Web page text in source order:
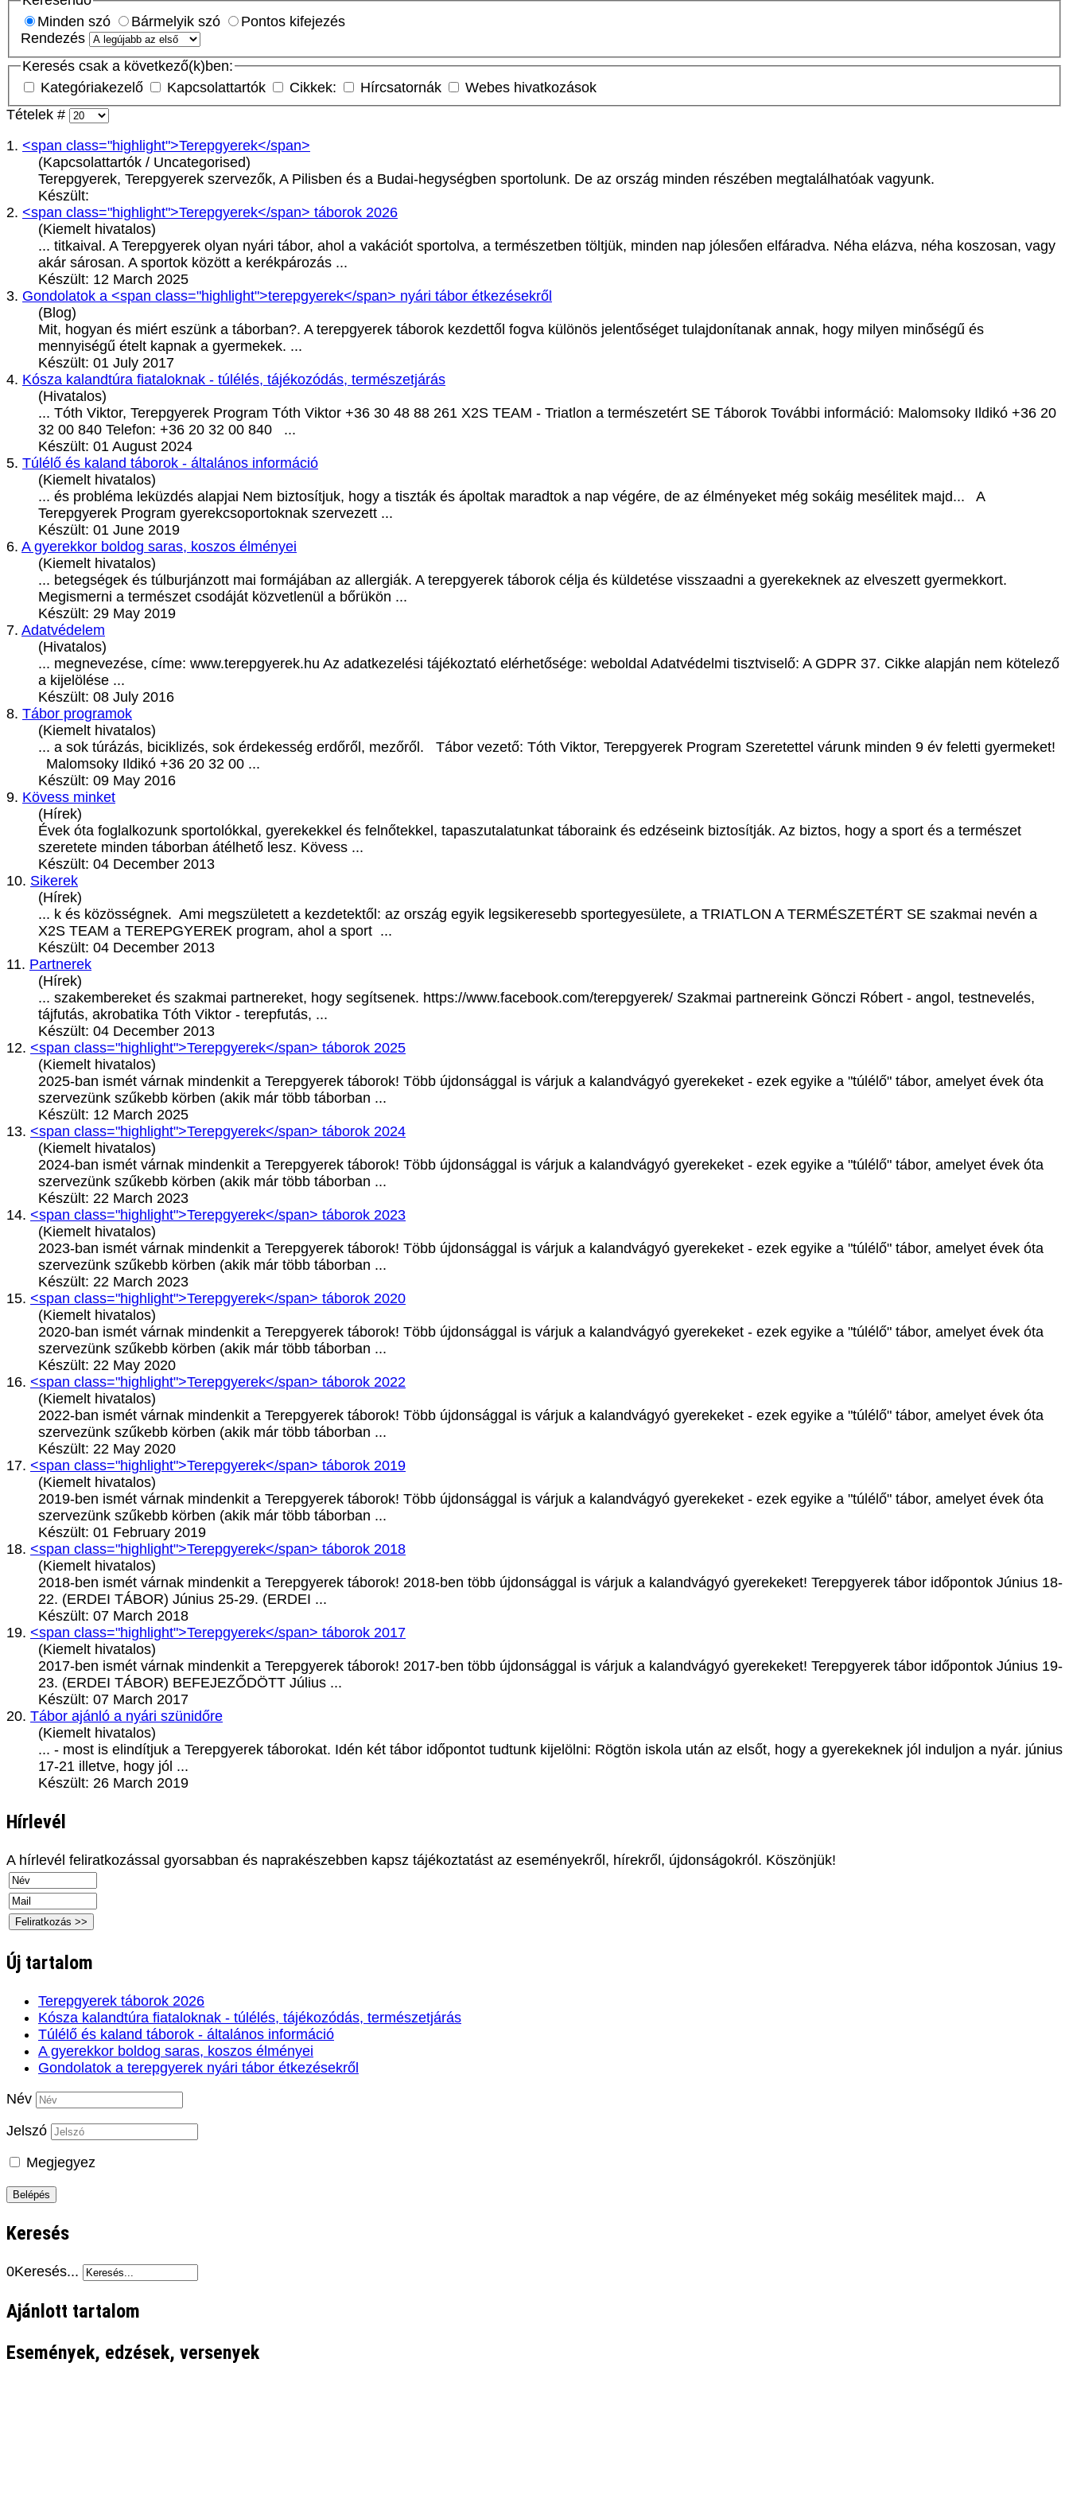
Minden szó
Bármelyik szó
Pontos kifejezés
Rendezés
Keresés csak a következő(k)ben:
Kategóriakezelő
Kapcsolattartók Cikkek: Hírcsatornák
Webes hivatkozások
Tételek #
1. <span class="highlight">Terepgyerek</span>
(Kapcsolattartók / Uncategorised)
Terepgyerek, Terepgyerek szervezők, A Pilisben és a Budai-hegységben sportolunk. De az ország minden részében megtalálhatóak vagyunk.
Készült:
2. <span class="highlight">Terepgyerek</span> táborok 2026
(Kiemelt hivatalos)
... titkaival. A Terepgyerek olyan nyári tábor, ahol a vakációt sportolva, a természetben töltjük, minden nap jólesően elfáradva. Néha elázva, néha koszosan, vagy
akár sárosan. A sportok között a kerékpározás ...
Készült: 12 March 2025
3. Gondolatok a <span class="highlight">terepgyerek</span> nyári tábor étkezésekről
(Blog)
Mit, hogyan és miért eszünk a táborban?. A terepgyerek táborok kezdettől fogva különös jelentőséget tulajdonítanak annak, hogy milyen minőségű és
mennyiségű ételt kapnak a gyermekek. ...
Készült: 01 July 2017
4. Kósza kalandtúra fiataloknak - túlélés, tájékozódás, természetjárás
(Hivatalos)
... Tóth Viktor, Terepgyerek Program Tóth Viktor +36 30 48 88 261 X2S TEAM - Triatlon a természetért SE Táborok További információ: Malomsoky Ildikó +36 20
32 00 840 Telefon: +36 20 32 00 840 ...
Készült: 01 August 2024
5. Túlélő és kaland táborok - általános információ
(Kiemelt hivatalos)
... és probléma leküzdés alapjai Nem biztosítjuk, hogy a tiszták és ápoltak maradtok a nap végére, de az élményeket még sokáig mesélitek majd... A
Terepgyerek Program gyerekcsoportoknak szervezett ...
Készült: 01 June 2019
6. A gyerekkor boldog saras, koszos élményei
(Kiemelt hivatalos)
... betegségek és túlburjánzott mai formájában az allergiák. A terepgyerek táborok célja és küldetése visszaadni a gyerekeknek az elveszett gyermekkort.
Megismerni a természet csodáját közvetlenül a bőrükön ...
Készült: 29 May 2019
7. Adatvédelem
(Hivatalos)
... megnevezése, címe: www.terepgyerek.hu Az adatkezelési tájékoztató elérhetősége: weboldal Adatvédelmi tisztviselő: A GDPR 37. Cikke alapján nem kötelező
a kijelölése ...
Készült: 08 July 2016
8. Tábor programok
(Kiemelt hivatalos)
... a sok túrázás, biciklizés, sok érdekesség erdőről, mezőről. Tábor vezető: Tóth Viktor, Terepgyerek Program Szeretettel várunk minden 9 év feletti gyermeket!
Malomsoky Ildikó +36 20 32 00 ...
Készült: 09 May 2016
9. Kövess minket
(Hírek)
Évek óta foglalkozunk sportolókkal, gyerekekkel és felnőtekkel, tapaszutalatunkat táboraink és edzéseink biztosítják. Az biztos, hogy a sport és a természet
szeretete minden táborban átélhető lesz. Kövess ...
Készült: 04 December 2013
10. Sikerek
(Hírek)
... k és közösségnek. Ami megszületett a kezdetektől: az ország egyik legsikeresebb sportegyesülete, a TRIATLON A TERMÉSZETÉRT SE szakmai nevén a
X2S TEAM a TEREPGYEREK program, ahol a sport ...
Készült: 04 December 2013
11. Partnerek
(Hírek)
... szakembereket és szakmai partnereket, hogy segítsenek. https://www.facebook.com/terepgyerek/ Szakmai partnereink Gönczi Róbert - angol, testnevelés,
tájfutás, akrobatika Tóth Viktor - terepfutás, ...
Készült: 04 December 2013
12. <span class="highlight">Terepgyerek</span> táborok 2025
(Kiemelt hivatalos)
2025-ban ismét várnak mindenkit a Terepgyerek táborok! Több újdonsággal is várjuk a kalandvágyó gyerekeket - ezek egyike a "túlélő" tábor, amelyet évek óta
szervezünk szűkebb körben (akik már több táborban ...
Készült: 12 March 2025
13. <span class="highlight">Terepgyerek</span> táborok 2024
(Kiemelt hivatalos)
2024-ban ismét várnak mindenkit a Terepgyerek táborok! Több újdonsággal is várjuk a kalandvágyó gyerekeket - ezek egyike a "túlélő" tábor, amelyet évek óta
szervezünk szűkebb körben (akik már több táborban ...
Készült: 22 March 2023
14. <span class="highlight">Terepgyerek</span> táborok 2023
(Kiemelt hivatalos)
2023-ban ismét várnak mindenkit a Terepgyerek táborok! Több újdonsággal is várjuk a kalandvágyó gyerekeket - ezek egyike a "túlélő" tábor, amelyet évek óta
szervezünk szűkebb körben (akik már több táborban ...
Készült: 22 March 2023
15. <span class="highlight">Terepgyerek</span> táborok 2020
(Kiemelt hivatalos)
2020-ban ismét várnak mindenkit a Terepgyerek táborok! Több újdonsággal is várjuk a kalandvágyó gyerekeket - ezek egyike a "túlélő" tábor, amelyet évek óta
szervezünk szűkebb körben (akik már több táborban ...
Készült: 22 May 2020
16. <span class="highlight">Terepgyerek</span> táborok 2022
(Kiemelt hivatalos)
2022-ban ismét várnak mindenkit a Terepgyerek táborok! Több újdonsággal is várjuk a kalandvágyó gyerekeket - ezek egyike a "túlélő" tábor, amelyet évek óta
szervezünk szűkebb körben (akik már több táborban ...
Készült: 22 May 2020
17. <span class="highlight">Terepgyerek</span> táborok 2019
(Kiemelt hivatalos)
2019-ben ismét várnak mindenkit a Terepgyerek táborok! Több újdonsággal is várjuk a kalandvágyó gyerekeket - ezek egyike a "túlélő" tábor, amelyet évek óta
szervezünk szűkebb körben (akik már több táborban ...
Készült: 01 February 2019
18. <span class="highlight">Terepgyerek</span> táborok 2018
(Kiemelt hivatalos)
2018-ben ismét várnak mindenkit a Terepgyerek táborok! 2018-ben több újdonsággal is várjuk a kalandvágyó gyerekeket! Terepgyerek tábor időpontok Június 18-
22. (ERDEI TÁBOR) Június 25-29. (ERDEI ...
Készült: 07 March 2018
19. <span class="highlight">Terepgyerek</span> táborok 2017
(Kiemelt hivatalos)
2017-ben ismét várnak mindenkit a Terepgyerek táborok! 2017-ben több újdonsággal is várjuk a kalandvágyó gyerekeket! Terepgyerek tábor időpontok Június 19-
23. (ERDEI TÁBOR) BEFEJEZŐDÖTT Július ...
Készült: 07 March 2017
20. Tábor ajánló a nyári szünidőre
(Kiemelt hivatalos)
... - most is elindítjuk a Terepgyerek táborokat. Idén két tábor időpontot tudtunk kijelölni: Rögtön iskola után az elsőt, hogy a gyerekeknek jól induljon a nyár. június
17-21 illetve, hogy jól ...
Készült: 26 March 2019
Hírlevél
A hírlevél feliratkozással gyorsabban és naprakészebben kapsz tájékoztatást az eseményekről, hírekről, újdonságokról. Köszönjük!
Új tartalom
Terepgyerek táborok 2026
Kósza kalandtúra fiataloknak - túlélés, tájékozódás, természetjárás
Túlélő és kaland táborok - általános információ
A gyerekkor boldog saras, koszos élményei
Gondolatok a terepgyerek nyári tábor étkezésekről
Név
Jelszó
Megjegyez
Keresés
0Keresés...
Ajánlott tartalom
Események, edzések, versenyek